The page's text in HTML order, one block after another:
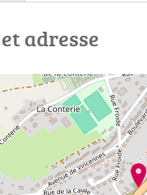
adresse